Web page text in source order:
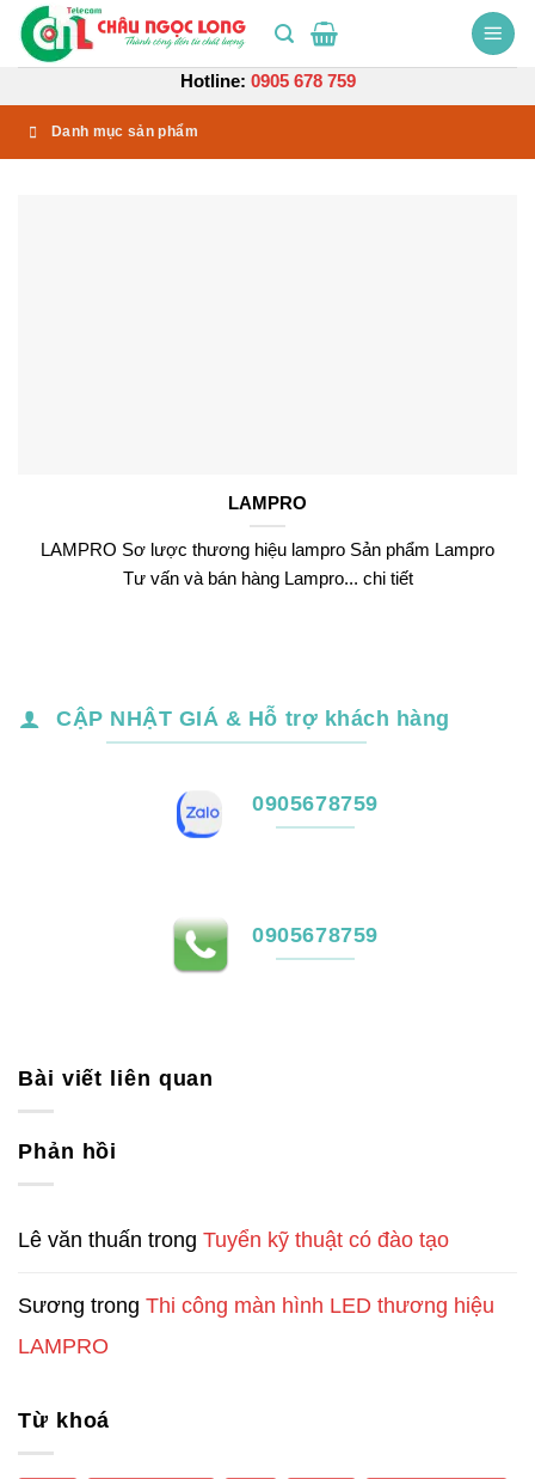
Bỏ
qua
Hotline: 0905 678 759
Danh mục sản phẩm
LAMPRO
LAMPRO Sơ lược thương hiệu lampro Sản phẩm Lampro
Tư vấn và bán hàng Lampro... chi tiết
CẬP NHẬT GIÁ & Hỗ trợ khách hàng
0905678759
0905678759
Bài viết liên quan
Phản hồi
Lê văn thuấn trong Tuyển kỹ thuật có đào tạo
Sương trong Thi công màn hình LED thương hiệu
LAMPRO
Từ khoá